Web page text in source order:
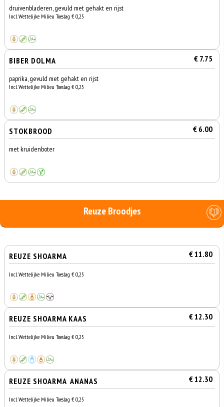
druivenbladeren, gevuld met gehakt en rijst
Incl. Wettelijke Milieu Toeslag € 0,25
BIBER DOLMA € 7.75
paprika, gevuld met gehakt en rijst
Incl. Wettelijke Milieu Toeslag € 0,25
STOKBROOD € 6.00
met kruidenboter
Reuze Broodjes
REUZE SHOARMA € 11.80
Incl. Wettelijke Milieu Toeslag € 0,25
REUZE SHOARMA KAAS € 12.30
Incl. Wettelijke Milieu Toeslag € 0,25
REUZE SHOARMA ANANAS € 12.30
Incl. Wettelijke Milieu Toeslag € 0,25